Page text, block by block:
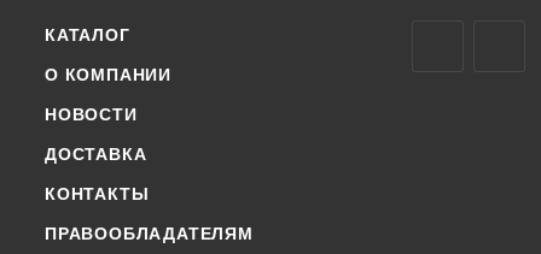
КАТАЛОГ
О КОМПАНИИ
НОВОСТИ
ДОСТАВКА
КОНТАКТЫ
ПРАВООБЛАДАТЕЛЯМ